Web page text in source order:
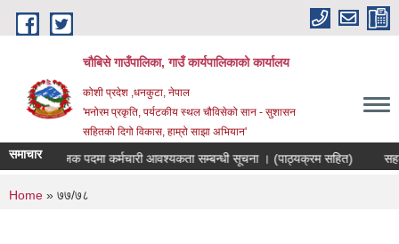
Skip to main content
चौबिसे गाउँपालिका, गाउँ कार्यपालिकाको कार्यालय
कोशी प्रदेश ,धनकुटा, नेपाल
'मनोरम प्रकृति, पर्यटकीय स्थल चौविसेको सान - सुशासन
सहितको दिगो विकास, हाम्रो साझा अभियान'
समाचार
रोजगार संयोजक पदमा कर्मचारी आवश्यकता सम्बन्धी सूचना । (पाठ्यक्रम सहित)
You are here
Home » ७७/७८